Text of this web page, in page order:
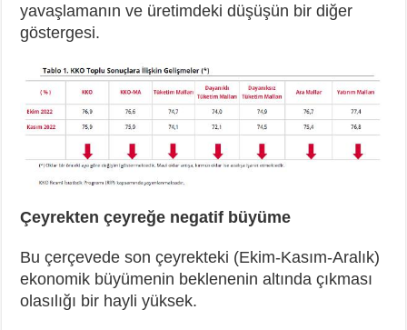
yavaşlamanın ve üretimdeki düşüşün bir diğer
göstergesi.
Çeyrekten çeyreğe negatif büyüme
Bu çerçevede son çeyrekteki (Ekim-Kasım-Aralık)
ekonomik büyümenin beklenenin altında çıkması
olasılığı bir hayli yüksek.